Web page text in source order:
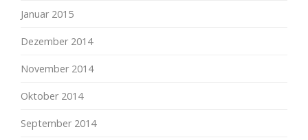
Januar 2015
Dezember 2014
November 2014
Oktober 2014
September 2014